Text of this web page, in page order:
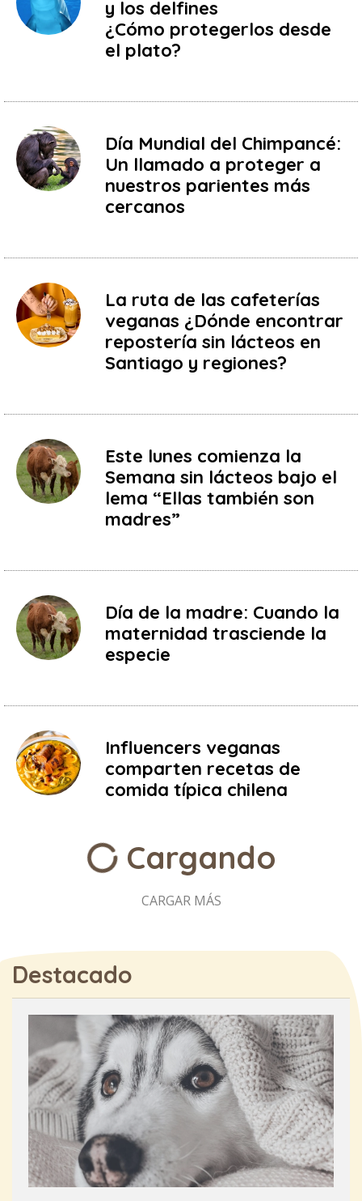
y los delfines
¿Cómo protegerlos desde
el plato?
Día Mundial del Chimpancé:
Un llamado a proteger a
nuestros parientes más
cercanos
La ruta de las cafeterías
veganas ¿Dónde encontrar
repostería sin lácteos en
Santiago y regiones?
Este lunes comienza la
Semana sin lácteos bajo el
lema “Ellas también son
madres”
Día de la madre: Cuando la
maternidad trasciende la
especie
Influencers veganas
comparten recetas de
comida típica chilena
Cargando
CARGAR MÁS
Destacado